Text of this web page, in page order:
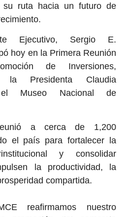
su ruta hacia un futuro de
Ejecutivo, Sergio E.
hoy en la Primera Reunión
de Inversiones,
la Presidenta Claudia
Museo Nacional de
a cerca de 1,200
el país para fortalecer la
y consolidar
la productividad, la
compartida.
reafirmamos nuestro